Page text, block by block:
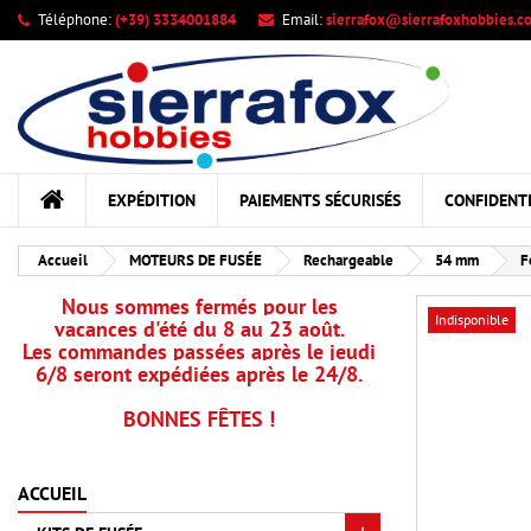
Téléphone:(+39) 3334001884 Email:
EXPÉDITION PAIEMENTS SÉCURISÉS
Accueil MOTEURS DE FUSÉE Rechargeable 54 mm
Nous sommes fermés pour les
vacances d'été du 8 au 23 août.
Les commandes passées après le jeudi
6/8 seront expédiées après le 24/8.
BONNES FÊTES !
ACCUEIL
Indisponible